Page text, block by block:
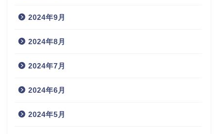
2024年9月
2024年8月
2024年7月
2024年6月
2024年5月